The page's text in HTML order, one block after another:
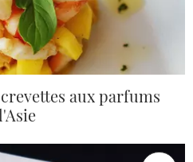
aux parfums